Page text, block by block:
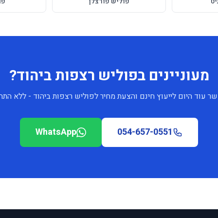
מעוניינים בפוליש רצפות ביהוד?
עוד היום לייעוץ חינם והצעת מחיר לפוליש רצפות ביהוד - ללא
054-657-0551
WhatsApp